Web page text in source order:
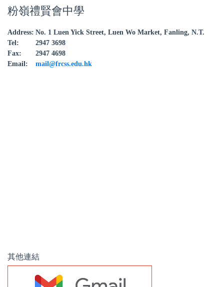
粉嶺禮賢會中學
Address: No. 1 Luen Yick Street, Luen Wo Market, Fanling, N.T.
Tel:
2947 3698
Fax:
2947 4698
Email:
mail@frcss.edu.hk
其他連結